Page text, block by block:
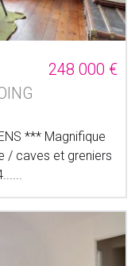
248 000 €
*** Magnifique
/ caves et greniers